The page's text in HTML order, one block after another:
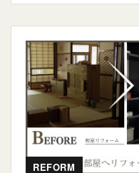
REFORM